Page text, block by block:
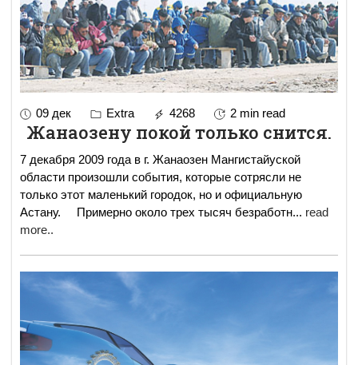
09 дек Extra 4268 2 min read
Жанаозену покой только снится.
7 декабря 2009 года в г. Жанаозен Мангистайуской
области произошли события, которые сотрясли не
только этот маленький городок, но и официальную
Астану. Примерно около трех тысяч безработн... read
more..